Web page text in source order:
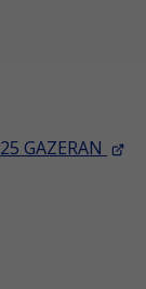
GAZERAN